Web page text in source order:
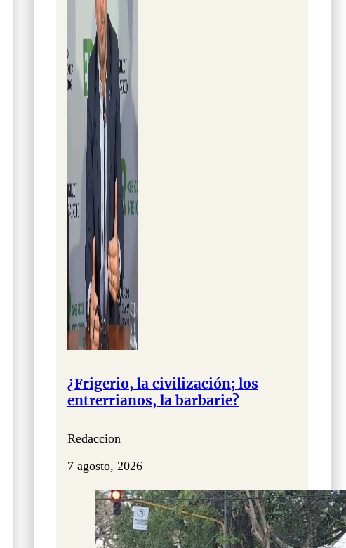
¿Frigerio, la civilización; los
entrerrianos, la barbarie?
Redaccion
7 agosto, 2026